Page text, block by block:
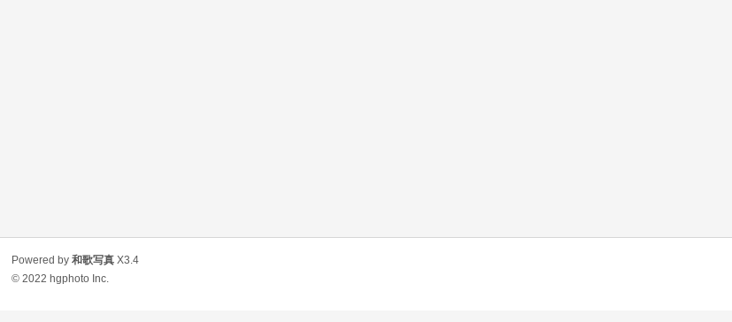
Powered by和歌写真 X3.4
© 2022 hgphoto Inc.